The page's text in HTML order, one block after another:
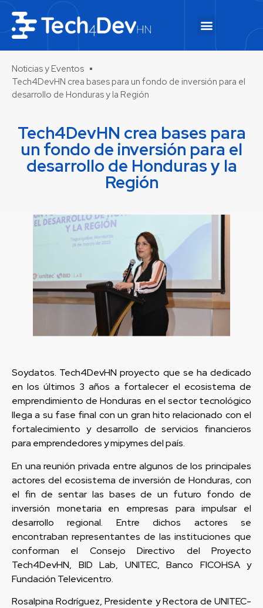
Noticias y Eventos
Tech4DevHN crea bases para un fondo de inversión para el
desarrollo de Honduras y la Región
Tech4DevHN crea bases para
un fondo de inversión para el
desarrollo de Honduras y la
Región
Soydatos. Tech4DevHN proyecto que se ha dedicado
en los últimos 3 años a fortalecer el ecosistema de
emprendimiento de Honduras en el sector tecnológico
llega a su fase final con un gran hito relacionado con el
fortalecimiento y desarrollo de servicios financieros
para emprendedores y mipymes del país.
En una reunión privada entre algunos de los principales
actores del ecosistema de inversión de Honduras, con
el fin de sentar las bases de un futuro fondo de
inversión monetaria en empresas para impulsar el
desarrollo regional. Entre dichos actores se
encontraban representantes de las instituciones que
conforman el Consejo Directivo del Proyecto
Tech4DevHN, BID Lab, UNITEC, Banco FICOHSA y
Fundación Televicentro.
Rosalpina Rodríguez, Presidente y Rectora de UNITEC-